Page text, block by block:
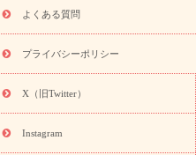
ゼント特集
日 花のおすすめランキング
敬
ト特集
敬老の日 花とセットギ
花 全てのギフト一覧
キャン
アンズ』コラボキャンペーン
ペーン
誕生日の花を探す
ワーギフト特集
よくある質問
プライバシーポリシー
X（旧Twitter）
Instagram